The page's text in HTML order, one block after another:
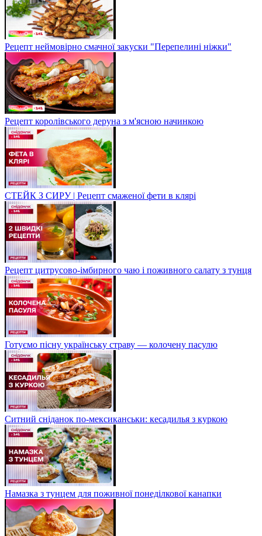
Рецепт неймовірно смачної закуски "Перепелині ніжки"
Рецепт королівського деруна з м'ясною начинкою
СТЕЙК З СИРУ | Рецепт смаженої фети в клярі
Рецепт цитрусово-імбирного чаю і поживного салату з тунця
Готуємо пісну українську страву — колочену пасулю
Ситний сніданок по-мексиканськи: кесадилья з куркою
Намазка з тунцем для поживної понеділкової канапки